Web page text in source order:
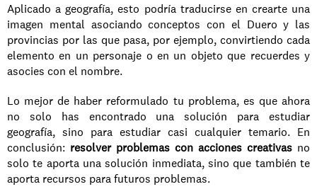
Aplicado a geografía, esto podría traducirse en crearte una
imagen mental asociando conceptos con el Duero y las
provincias por las que pasa, por ejemplo, convirtiendo cada
elemento en un personaje o en un objeto que recuerdes y
asocies con el nombre.
Lo mejor de haber reformulado tu problema, es que ahora
no solo has encontrado una solución para estudiar
geografía, sino para estudiar casi cualquier temario. En
conclusión: resolver problemas con acciones creativas no
solo te aporta una solución inmediata, sino que también te
aporta recursos para futuros problemas.